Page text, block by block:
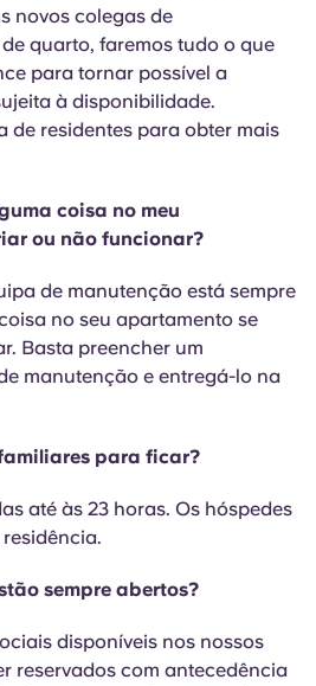
novos colegas de
quarto, faremos tudo o que
para tornar possível a
à disponibilidade.
de residentes para obter mais
coisa no meu
ou não funcionar?
de manutenção está sempre
no seu apartamento se
Basta preencher um
manutenção e entregá-lo na
para ficar?
até às 23 horas. Os hóspedes
sempre abertos?
disponíveis nos nossos
reservados com antecedência